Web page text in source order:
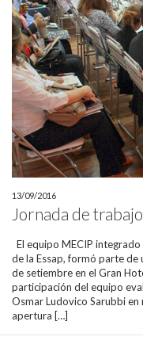
13/09/2016
Jornada de
El equipo MECIP
de la Essap, formó parte
de setiembre en el Gran
participación del equipo
Osmar Ludovico Sarubbi
apertura […]